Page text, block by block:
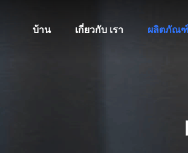
บ้าน เกี่ยวกับ เรา ผลิตภัณฑ์